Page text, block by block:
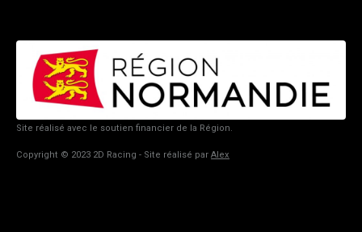
Site réalisé avec le soutien financier de la Région.
Copyright © 2023 2D Racing - Site réalisé par Alex